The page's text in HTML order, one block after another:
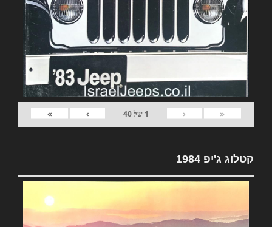
«
‹
1 של40
›
»
קטלוג ג'יפ 1984